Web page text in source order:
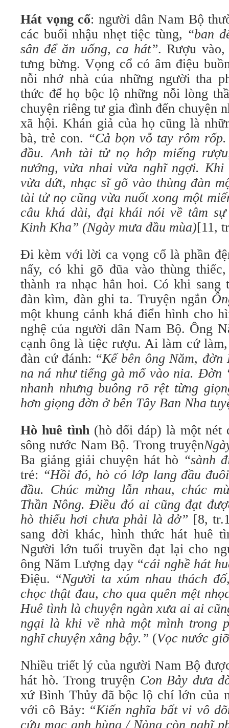
Hát vọng cổ: người dân Nam Bộ
các buổi nhậu nhẹt tiệc tùng, “ban
sân để ăn uống, ca hát”. Rượu
tưng bừng. Vọng cổ có âm điệu
nỗi nhớ nhà của những người tha
thức để họ bộc lộ những nỗi lòng
chuyện riêng tư gia đình đến chuyện
xã hội. Khán giả của họ cũng là
bà, trẻ con. “Cả bọn vỗ tay rôm
đầu. Anh tài tử nọ hớp miếng
nướng, vừa nhai vừa nghĩ ngợi.
vừa dứt, nhạc sĩ gõ vào thùng đàn
tài tử nọ cũng vừa nuốt xong một
câu khá dài, đại khái nói về tâm
Kinh Kha” (Ngày mưa đầu mùa)[11,
Đi kèm với lời ca vọng cổ là phần
nấy, có khi gõ đũa vào thùng
thành ra nhạc hẳn hoi. Có khi sang
đàn kìm, đàn ghi ta. Truyện ngắn
một khung cảnh khá điển hình cho
nghệ của người dân Nam Bộ. Ông
cạnh ông là tiệc rượu. Ai làm cứ
đàn cứ đánh: “Kế bên ông Năm,
na ná như tiếng gà mổ vào nia. Đờn
nhanh nhưng buông rõ rệt từng
hơn giọng đờn ở bên Tây Ban Nha
Hò huê tình(hò đối đáp) là một nét
sông nước Nam Bộ. Trong truyện
Ba giảng giải chuyện hát hò “sành
trẻ: “Hồi đó, hò có lớp lang đầu
đầu. Chúc mừng lẫn nhau, chúc
Thần Nông. Điều đó ai cũng đạt
hò thiếu hơi chưa phải là dở” [8,
sang đời khác, hình thức hát huê
Người lớn tuổi truyền đạt lại cho
ông Năm Lượng dạy “cái nghề hát
Điệu. “Người ta xúm nhau thách
chọc thật đau, cho qua quên mệt
Huê tình là chuyện ngàn xưa ai ai
ngại là khi về nhà một mình trong
nghĩ chuyện xằng bậy.” (Vọc nước
Nhiều triết lý của người Nam Bộ
hát hò. Trong truyện Con Bảy đưa
xứ Bình Thủy đã bộc lộ chí lớn của
với cô Bảy: “Kiến nghĩa bất vi vô
cứu mạc anh hùng / Nàng còn nghĩ